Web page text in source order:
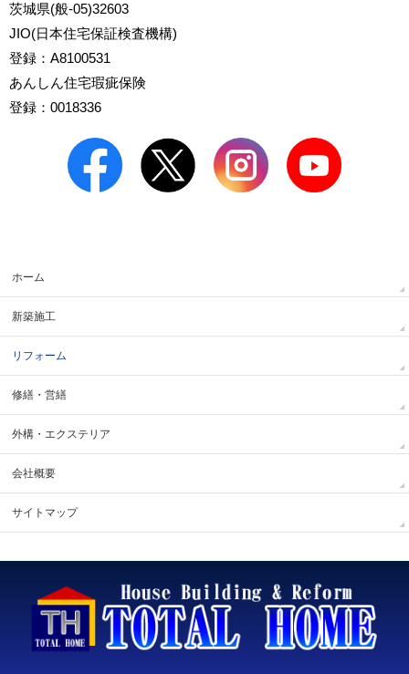
茨城県(般-05)32603
JIO(日本住宅保証検査機構)
登録：A8100531
あんしん住宅瑕疵保険
登録：0018336
ホーム
新築施工
リフォーム
修繕・営繕
外構・エクステリア
会社概要
サイトマップ